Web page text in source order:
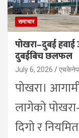
समाचार
पोखरा–दुबई हवाई
दुबईबिच छलफल
July 6, 2026
पोखरा।
लागेको
दिगो र